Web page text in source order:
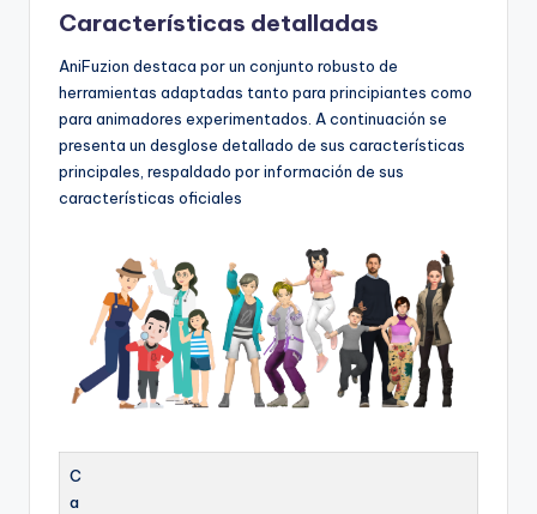
Características detalladas
AniFuzion destaca por un conjunto robusto de
herramientas adaptadas tanto para principiantes como
para animadores experimentados. A continuación se
presenta un desglose detallado de sus características
principales, respaldado por información de sus
características oficiales
C
a